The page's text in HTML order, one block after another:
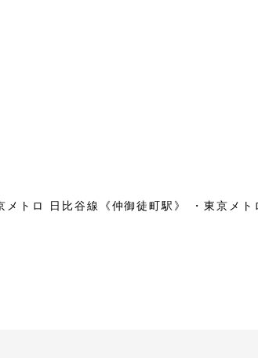
トロ 日比谷線《仲御徒町駅》 ・東京メ